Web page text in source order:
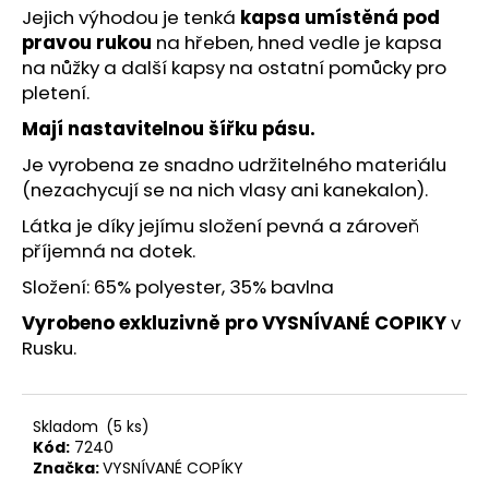
Jejich výhodou je tenká kapsa umístěná pod
pravou rukou na hřeben, hned vedle je kapsa
na nůžky a další kapsy na ostatní pomůcky pro
pletení.
Mají nastavitelnou šířku pásu.
Je vyrobena ze snadno udržitelného materiálu
(nezachycují se na nich vlasy ani kanekalon).
Látka je díky jejímu složení pevná a zároveň
příjemná na dotek.
Složení: 65% polyester, 35% bavlna
Vyrobeno exkluzivně pro VYSNÍVANÉ COPIKYv
Rusku.
Skladom (5 ks)
Kód: 7240
Značka:VYSNÍVANÉ COPÍKY
HLEDAT
D
o
p
o
r
u
č
u
j
e
m